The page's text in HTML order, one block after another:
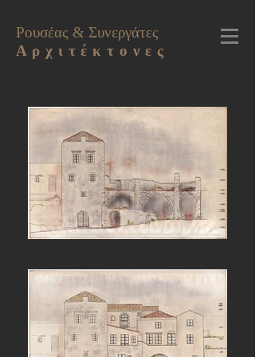
Ρουσέας & Συνεργάτες
Α ρ χ ι τ έ κ τ ο ν ε ς